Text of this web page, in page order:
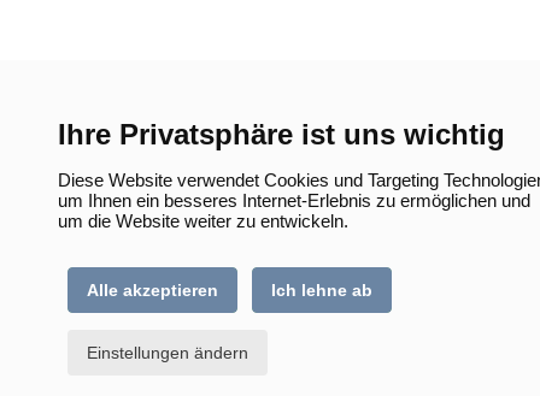
Ihre Privatsphäre ist uns wichtig
Diese Website verwendet Cookies und Targeting
um Ihnen ein besseres Internet-Erlebnis zu ermöglichen und
um die Website weiter zu entwickeln.
Alle akzeptieren Ich lehne ab
Einstellungen ändern